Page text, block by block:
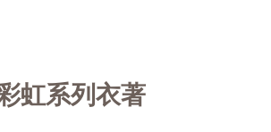
虹系列衣著